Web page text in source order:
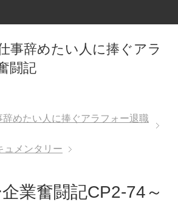
事辞めたい人に捧ぐアラ
闘記
めたい人に捧ぐアラフォー退職
ュメンタリー
業奮闘記CP2-74～